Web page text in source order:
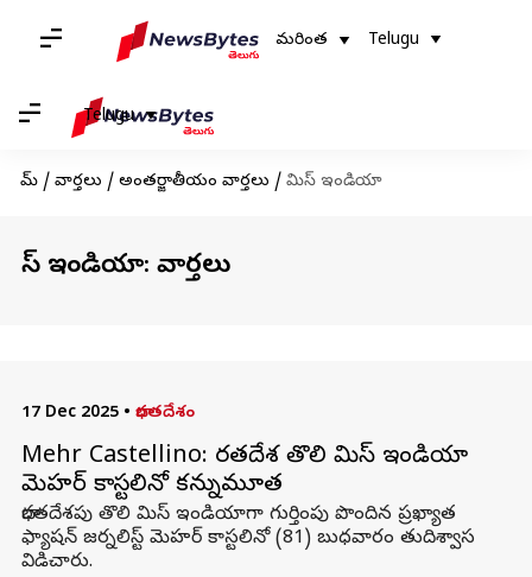
మరింత Telugu
Telugu
హోమ్ / వార్తలు / అంతర్జాతీయం వార్తలు / మిస్ ఇండియా
మిస్ ఇండియా: వార్తలు
17 Dec 2025 • భారతదేశం
Mehr Castellino: భారతదేశ తొలి మిస్ ఇండియా
మెహర్ కాస్టలినో కన్నుమూత
భారతదేశపు తొలి మిస్ ఇండియాగా గుర్తింపు పొందిన ప్రఖ్యాత
ఫ్యాషన్ జర్నలిస్ట్ మెహర్ కాస్టలినో (81) బుధవారం తుదిశ్వాస
విడిచారు.